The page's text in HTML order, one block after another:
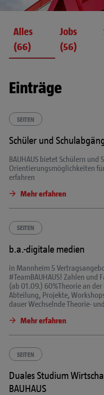
Alles
(66)
Jobs
(56)
Einträge
SEITEN
Schüler und
BAUHAUS bietet Schülern und
Orientierungsmöglichkeiten
erfahren
Mehr erfahren
SEITEN
b.a.-digitale medien
in Mannheim 5
#TeamBAUHAUS! Zahlen und
(ab 01.09.) 60%Theorie an
Abteilung, Projekte,
dauer Wechselnde Theorie- und
Mehr erfahren
SEITEN
Duales Studium
BAUHAUS